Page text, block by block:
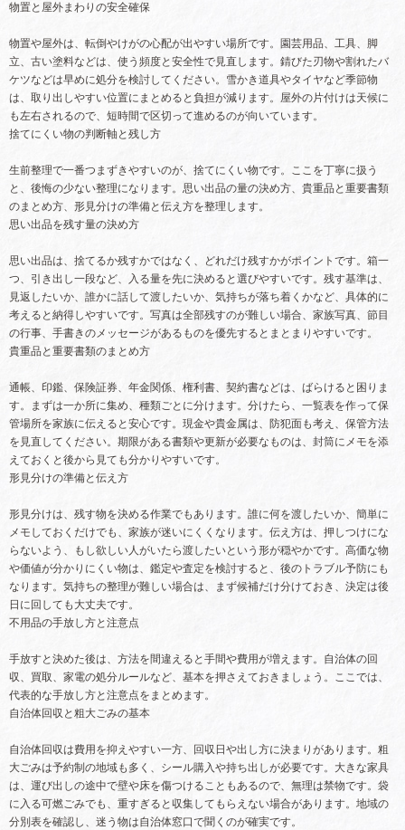
物置と屋外まわりの安全確保
物置や屋外は、転倒やけがの心配が出やすい場所です。園芸用品、工具、脚
立、古い塗料などは、使う頻度と安全性で見直します。錆びた刃物や割れたバ
ケツなどは早めに処分を検討してください。雪かき道具やタイヤなど季節物
は、取り出しやすい位置にまとめると負担が減ります。屋外の片付けは天候に
も左右されるので、短時間で区切って進めるのが向いています。
捨てにくい物の判断軸と残し方
生前整理で一番つまずきやすいのが、捨てにくい物です。ここを丁寧に扱う
と、後悔の少ない整理になります。思い出品の量の決め方、貴重品と重要書類
のまとめ方、形見分けの準備と伝え方を整理します。
思い出品を残す量の決め方
思い出品は、捨てるか残すかではなく、どれだけ残すかがポイントです。箱一
つ、引き出し一段など、入る量を先に決めると選びやすいです。残す基準は、
見返したいか、誰かに話して渡したいか、気持ちが落ち着くかなど、具体的に
考えると納得しやすいです。写真は全部残すのが難しい場合、家族写真、節目
の行事、手書きのメッセージがあるものを優先するとまとまりやすいです。
貴重品と重要書類のまとめ方
通帳、印鑑、保険証券、年金関係、権利書、契約書などは、ばらけると困りま
す。まずは一か所に集め、種類ごとに分けます。分けたら、一覧表を作って保
管場所を家族に伝えると安心です。現金や貴金属は、防犯面も考え、保管方法
を見直してください。期限がある書類や更新が必要なものは、封筒にメモを添
えておくと後から見ても分かりやすいです。
形見分けの準備と伝え方
形見分けは、残す物を決める作業でもあります。誰に何を渡したいか、簡単に
メモしておくだけでも、家族が迷いにくくなります。伝え方は、押しつけにな
らないよう、もし欲しい人がいたら渡したいという形が穏やかです。高価な物
や価値が分かりにくい物は、鑑定や査定を検討すると、後のトラブル予防にも
なります。気持ちの整理が難しい場合は、まず候補だけ分けておき、決定は後
日に回しても大丈夫です。
不用品の手放し方と注意点
手放すと決めた後は、方法を間違えると手間や費用が増えます。自治体の回
収、買取、家電の処分ルールなど、基本を押さえておきましょう。ここでは、
代表的な手放し方と注意点をまとめます。
自治体回収と粗大ごみの基本
自治体回収は費用を抑えやすい一方、回収日や出し方に決まりがあります。粗
大ごみは予約制の地域も多く、シール購入や持ち出しが必要です。大きな家具
は、運び出しの途中で壁や床を傷つけることもあるので、無理は禁物です。袋
に入る可燃ごみでも、重すぎると収集してもらえない場合があります。地域の
分別表を確認し、迷う物は自治体窓口で聞くのが確実です。